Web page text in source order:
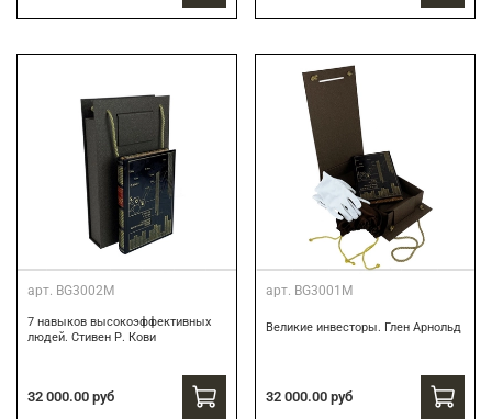
арт. BG3002M
7 навыков высокоэффективных
людей. Стивен Р. Кови
32 000.00 руб
арт. BG3001M
Великие инвесторы. Глен Арнольд
32 000.00 руб